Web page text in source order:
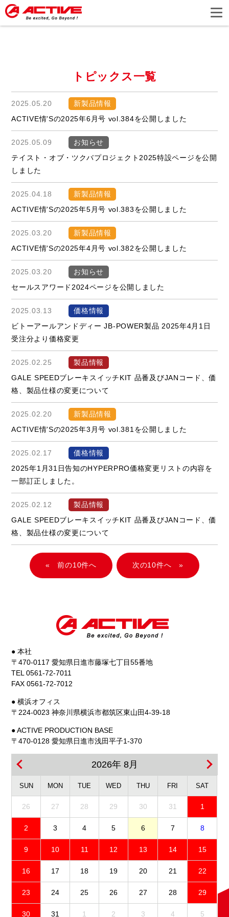
トピックス一覧
2025.05.20
新製品情報
ACTIVE情'Sの2025年6月号 vol.384を公開しました
2025.05.09
お知らせ
テイスト・オブ・ツクバプロジェクト2025特設ページを公開
しました
2025.04.18
新製品情報
ACTIVE情'Sの2025年5月号 vol.383を公開しました
2025.03.20
新製品情報
ACTIVE情'Sの2025年4月号 vol.382を公開しました
2025.03.20
お知らせ
セールスアワード2024ページを公開しました
2025.03.13
価格情報
ビトーアールアンドディー JB-POWER製品 2025年4月1日
受注分より価格変更
2025.02.25
製品情報
GALE SPEEDブレーキスイッチKIT 品番及びJANコード、価
格、製品仕様の変更について
2025.02.20
新製品情報
ACTIVE情'Sの2025年3月号 vol.381を公開しました
2025.02.17
価格情報
2025年1月31日告知のHYPERPRO価格変更リストの内容を
一部訂正しました。
2025.02.12
製品情報
GALE SPEEDブレーキスイッチKIT 品番及びJANコード、価
格、製品仕様の変更について
« »
● 本社
〒470-0117 愛知県日進市藤塚七丁目55番地
TEL 0561-72-7011
FAX 0561-72-7012
● 横浜オフィス
〒224-0023 神奈川県横浜市都筑区東山田4-39-18
● ACTIVE PRODUCTION BASE
〒470-0128 愛知県日進市浅田平子1-370
2026年 8月
SUN MON TUE WED THU FRI SAT
26 27 28 29 30 31 1
2 3 4 5 6 7 8
9 10 11 12 13 14 15
16 17 18 19 20 21 22
23 24 25 26 27 28 29
30 31 1 2 3 4 5